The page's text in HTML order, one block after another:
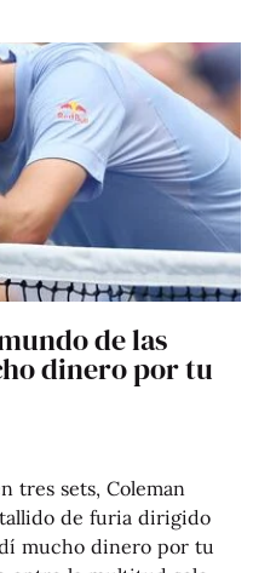
de las
dinero por tu
tres sets, Coleman
de furia dirigido
mucho dinero por tu